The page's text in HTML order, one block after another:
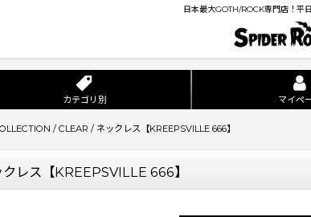
日本最大GOTH/ROCK専門店！平
カテゴリ別 マイペ
/ CLEAR / ネックレス【KREEPSVILLE 666】
レス【KREEPSVILLE 666】